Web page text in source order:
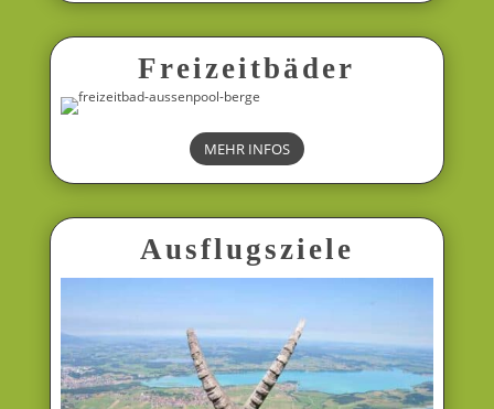
Freizeitbäder
MEHR INFOS
Ausflugsziele